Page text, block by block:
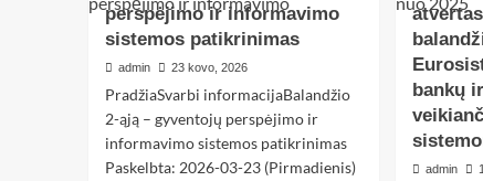
perspėjimo ir informavimo
sistemos patikrinimas
admin 23 kovo, 2026
PradžiaSvarbi informacijaBalandžio
2-ąją – gyventojų perspėjimo ir
informavimo sistemos patikrinimas
Paskelbta: 2026-03-23 (Pirmadienis)
bankų
admin